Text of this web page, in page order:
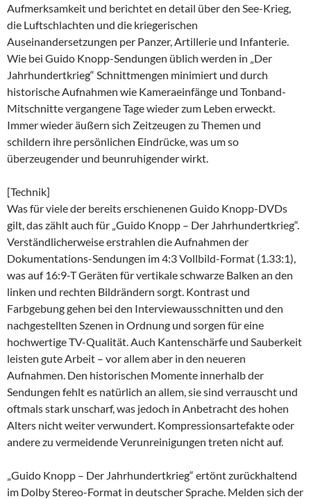
Aufmerksamkeit und berichtet en detail über den See-Krieg,
die Luftschlachten und die kriegerischen
Auseinandersetzungen per Panzer, Artillerie und Infanterie.
Wie bei Guido Knopp-Sendungen üblich werden in „Der
Jahrhundertkrieg“ Schnittmengen minimiert und durch
historische Aufnahmen wie Kameraeinfänge und Tonband-
Mitschnitte vergangene Tage wieder zum Leben erweckt.
Immer wieder äußern sich Zeitzeugen zu Themen und
schildern ihre persönlichen Eindrücke, was um so
überzeugender und beunruhigender wirkt.
[Technik]
Was für viele der bereits erschienenen Guido Knopp-DVDs
gilt, das zählt auch für „Guido Knopp – Der Jahrhundertkrieg“.
Verständlicherweise erstrahlen die Aufnahmen der
Dokumentations-Sendungen im 4:3 Vollbild-Format (1.33:1),
was auf 16:9-T Geräten für vertikale schwarze Balken an den
linken und rechten Bildrändern sorgt. Kontrast und
Farbgebung gehen bei den Interviewausschnitten und den
nachgestellten Szenen in Ordnung und sorgen für eine
hochwertige TV-Qualität. Auch Kantenschärfe und Sauberkeit
leisten gute Arbeit – vor allem aber in den neueren
Aufnahmen. Den historischen Momente innerhalb der
Sendungen fehlt es natürlich an allem, sie sind verrauscht und
oftmals stark unscharf, was jedoch in Anbetracht des hohen
Alters nicht weiter verwundert. Kompressionsartefakte oder
andere zu vermeidende Verunreinigungen treten nicht auf.
„Guido Knopp – Der Jahrhundertkrieg“ ertönt zurückhaltend
im Dolby Stereo-Format in deutscher Sprache. Melden sich der